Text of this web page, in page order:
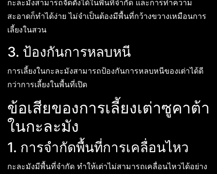
กะละมังสามารถจัดตั้งได้ในพื้นที่จำกัด และการทำความ
สะอาดก็ทำได้ง่าย ไม่จำเป็นต้องมีพื้นที่กว้างขวางเหมือนการ
เลี้ยงในสวน
3. ป้องกันการหลบหนี
การเลี้ยงในกะละมังสามารถป้องกันการหลบหนีของเต่าได้ดี
กว่าการเลี้ยงในพื้นที่เปิด
ข้อเสียของการเลี้ยงเต่าซูคาต้า
ในกะละมัง
1. การจำกัดพื้นที่การเคลื่อนไหว
กะละมังมีพื้นที่จำกัด ทำให้เต่าไม่สามารถเคลื่อนไหวได้อย่าง